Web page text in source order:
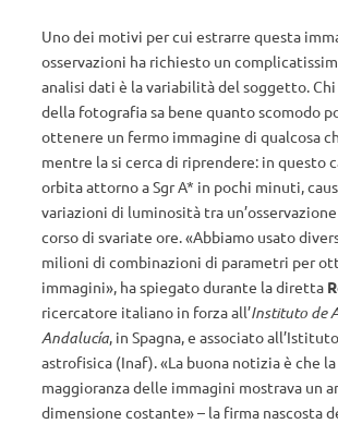
Uno dei motivi per cui estrarre questa
osservazioni ha richiesto un
analisi dati è la variabilità del soggetto. Chi
della fotografia sa bene quanto scomodo
ottenere un fermo immagine di qualcosa
mentre la si cerca di riprendere: in questo
orbita attorno a Sgr A* in pochi minuti,
variazioni di luminosità tra un’osservazione
corso di svariate ore. «Abbiamo usato
milioni di combinazioni di parametri per
immagini», ha spiegato durante la diretta
ricercatore italiano in forza all’Instituto de
Andalucía, in Spagna, e associato
astrofisica (Inaf). «La buona notizia è che
maggioranza delle immagini mostrava un
dimensione costante» – la firma nascosta